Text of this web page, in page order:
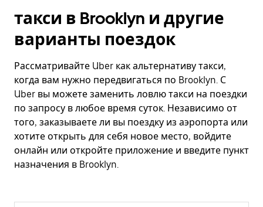
такси в Brooklyn и другие
варианты поездок
Рассматривайте Uber как альтернативу такси,
когда вам нужно передвигаться по Brooklyn. С
Uber вы можете заменить ловлю такси на поездки
по запросу в любое время суток. Независимо от
того, заказываете ли вы поездку из аэропорта или
хотите открыть для себя новое место, войдите
онлайн или откройте приложение и введите пункт
назначения в Brooklyn.